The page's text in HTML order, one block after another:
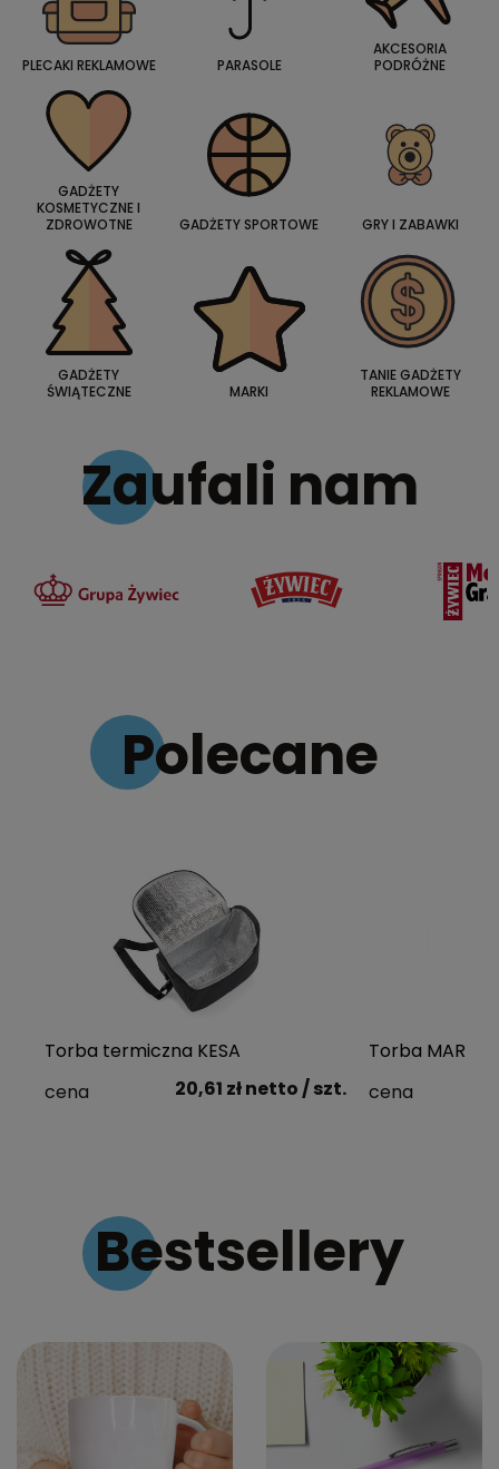
PLECAKI REKLAMOWE PARASOLE
AKCESORIA
PODRÓŻNE
GADŻETY
KOSMETYCZNE I
ZDROWOTNE
GADŻETY SPORTOWE GRY I ZABAWKI
GADŻETY
ŚWIĄTECZNE
MARKI
TANIE GADŻETY
REKLAMOWE
Zaufali nam
Polecane
Torba termiczna KESA
cena
20,61 złnetto/ szt.
Torba MARINE
cena
Bestsellery